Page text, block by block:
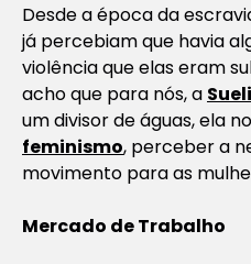
Desde a época da
já percebiam que havia
violência que elas eram
acho que para nós, a
um divisor de águas, ela
feminismo, perceber a
movimento para as
Mercado de Trabalho